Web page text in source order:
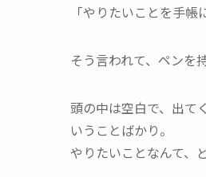
「やりたいことを手帳
そう言われて、ペンを
頭の中は空白で、出て
いうことばかり。
やりたいことなんて、